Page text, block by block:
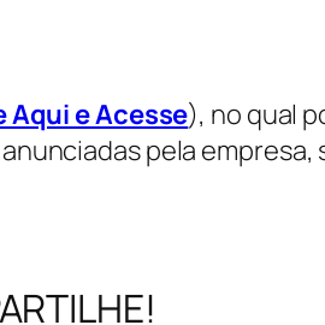
Aqui e Acesse), no qual
pela empresa,